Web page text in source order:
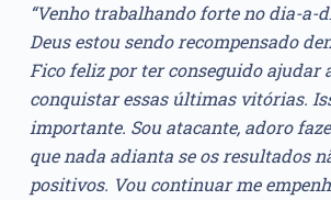
“Venho trabalhando forte no dia-a-
Deus estou sendo recompensado
Fico feliz por ter conseguido ajudar
conquistar essas últimas vitórias.
importante. Sou atacante, adoro
que nada adianta se os resultados
positivos. Vou continuar me